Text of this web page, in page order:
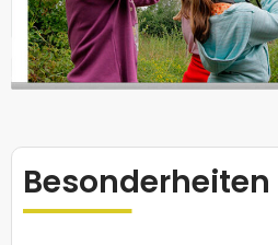
Besonderheiten